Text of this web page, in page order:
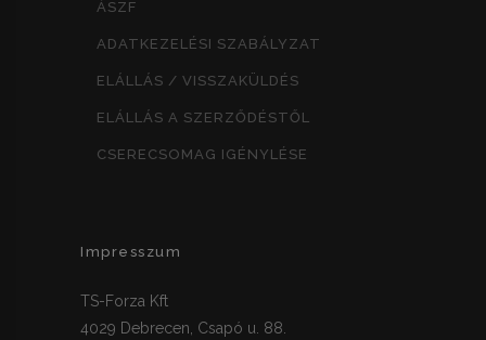
ÁSZF
ADATKEZELÉSI SZABÁLYZAT
ELÁLLÁS / VISSZAKÜLDÉS
ELÁLLÁS A SZERZŐDÉSTŐL
CSERECSOMAG IGÉNYLÉSE
Impresszum
TS-Forza Kft
4029 Debrecen, Csapó u. 88.